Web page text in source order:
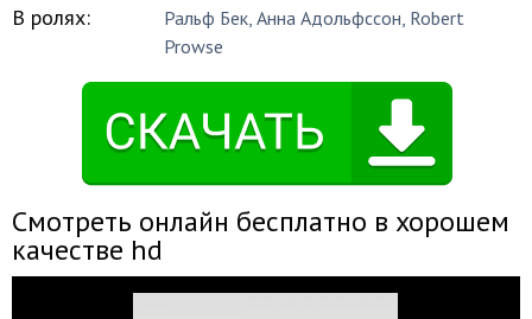
В ролях: Ральф Бек,Анна Адольфссон, Robert
Prowse
Смотреть онлайн бесплатно в хорошем
качестве hd